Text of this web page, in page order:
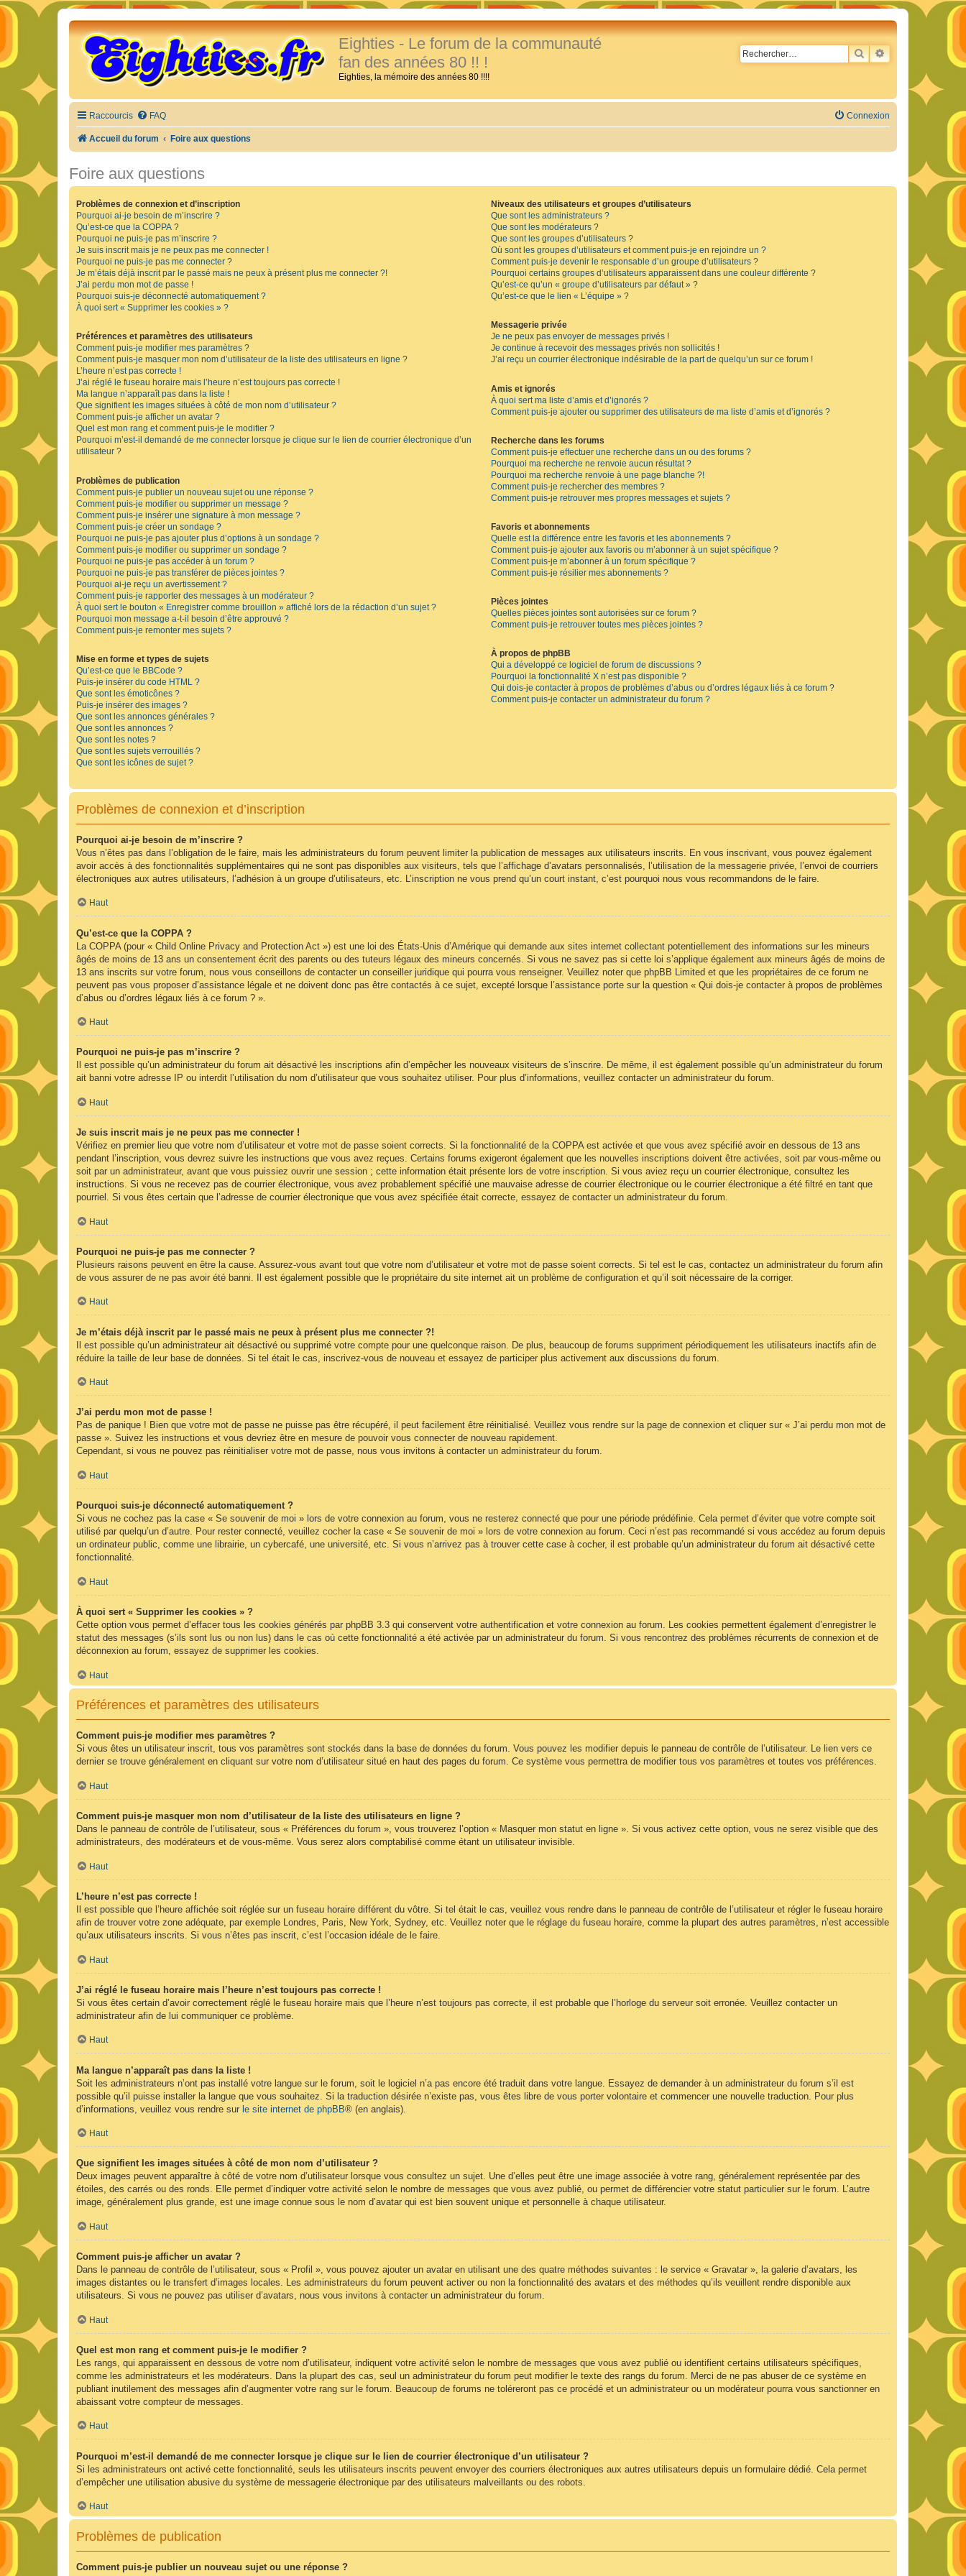
Eighties - Le forum de la communauté
fan des années 80 !! !
Eighties, la mémoire des années 80 !!!!
RECHERCHER
RECHERCHE
Raccourcis FAQ Connexion
Accueil du forum Foire aux questions
Foire aux questions
Problèmes de connexion et d’inscription
Pourquoi ai-je besoin de m’inscrire ?
Qu’est-ce que la COPPA ?
Pourquoi ne puis-je pas m’inscrire ?
Je suis inscrit mais je ne peux pas me connecter !
Pourquoi ne puis-je pas me connecter ?
Je m’étais déjà inscrit par le passé mais ne peux à présent plus me connecter ?!
J’ai perdu mon mot de passe !
Pourquoi suis-je déconnecté automatiquement ?
À quoi sert « Supprimer les cookies » ?
Préférences et paramètres des utilisateurs
Comment puis-je modifier mes paramètres ?
Comment puis-je masquer mon nom d’utilisateur de la liste des utilisateurs en ligne ?
L’heure n’est pas correcte !
J’ai réglé le fuseau horaire mais l’heure n’est toujours pas correcte !
Ma langue n’apparaît pas dans la liste !
Que signifient les images situées à côté de mon nom d’utilisateur ?
Comment puis-je afficher un avatar ?
Quel est mon rang et comment puis-je le modifier ?
Pourquoi m’est-il demandé de me connecter lorsque je clique sur le lien de courrier électronique d’un
utilisateur ?
Problèmes de publication
Comment puis-je publier un nouveau sujet ou une réponse ?
Comment puis-je modifier ou supprimer un message ?
Comment puis-je insérer une signature à mon message ?
Comment puis-je créer un sondage ?
Pourquoi ne puis-je pas ajouter plus d’options à un sondage ?
Comment puis-je modifier ou supprimer un sondage ?
Pourquoi ne puis-je pas accéder à un forum ?
Pourquoi ne puis-je pas transférer de pièces jointes ?
Pourquoi ai-je reçu un avertissement ?
Comment puis-je rapporter des messages à un modérateur ?
À quoi sert le bouton « Enregistrer comme brouillon » affiché lors de la rédaction d’un sujet ?
Pourquoi mon message a-t-il besoin d’être approuvé ?
Comment puis-je remonter mes sujets ?
Mise en forme et types de sujets
Qu’est-ce que le BBCode ?
Puis-je insérer du code HTML ?
Que sont les émoticônes ?
Puis-je insérer des images ?
Que sont les annonces générales ?
Que sont les annonces ?
Que sont les notes ?
Que sont les sujets verrouillés ?
Que sont les icônes de sujet ?
Niveaux des utilisateurs et groupes d’utilisateurs
Que sont les administrateurs ?
Que sont les modérateurs ?
Que sont les groupes d’utilisateurs ?
Où sont les groupes d’utilisateurs et comment puis-je en rejoindre un ?
Comment puis-je devenir le responsable d’un groupe d’utilisateurs ?
Pourquoi certains groupes d’utilisateurs apparaissent dans une couleur différente ?
Qu’est-ce qu’un « groupe d’utilisateurs par défaut » ?
Qu’est-ce que le lien « L’équipe » ?
Messagerie privée
Je ne peux pas envoyer de messages privés !
Je continue à recevoir des messages privés non sollicités !
J’ai reçu un courrier électronique indésirable de la part de quelqu’un sur ce forum !
Amis et ignorés
À quoi sert ma liste d’amis et d’ignorés ?
Comment puis-je ajouter ou supprimer des utilisateurs de ma liste d’amis et d’ignorés ?
Recherche dans les forums
Comment puis-je effectuer une recherche dans un ou des forums ?
Pourquoi ma recherche ne renvoie aucun résultat ?
Pourquoi ma recherche renvoie à une page blanche ?!
Comment puis-je rechercher des membres ?
Comment puis-je retrouver mes propres messages et sujets ?
Favoris et abonnements
Quelle est la différence entre les favoris et les abonnements ?
Comment puis-je ajouter aux favoris ou m’abonner à un sujet spécifique ?
Comment puis-je m’abonner à un forum spécifique ?
Comment puis-je résilier mes abonnements ?
Pièces jointes
Quelles pièces jointes sont autorisées sur ce forum ?
Comment puis-je retrouver toutes mes pièces jointes ?
À propos de phpBB
Qui a développé ce logiciel de forum de discussions ?
Pourquoi la fonctionnalité X n’est pas disponible ?
Qui dois-je contacter à propos de problèmes d’abus ou d’ordres légaux liés à ce forum ?
Comment puis-je contacter un administrateur du forum ?
Problèmes de connexion et d’inscription
Pourquoi ai-je besoin de m’inscrire ?
Vous n’êtes pas dans l’obligation de le faire, mais les administrateurs du forum peuvent limiter la publication de messages aux utilisateurs inscrits. En vous inscrivant, vous pouvez également
avoir accès à des fonctionnalités supplémentaires qui ne sont pas disponibles aux visiteurs, tels que l’affichage d’avatars personnalisés, l’utilisation de la messagerie privée, l’envoi de courriers
électroniques aux autres utilisateurs, l’adhésion à un groupe d’utilisateurs, etc. L’inscription ne vous prend qu’un court instant, c’est pourquoi nous vous recommandons de le faire.
Haut
Qu’est-ce que la COPPA ?
La COPPA (pour « Child Online Privacy and Protection Act ») est une loi des États-Unis d’Amérique qui demande aux sites internet collectant potentiellement des informations sur les mineurs
âgés de moins de 13 ans un consentement écrit des parents ou des tuteurs légaux des mineurs concernés. Si vous ne savez pas si cette loi s’applique également aux mineurs âgés de moins de
13 ans inscrits sur votre forum, nous vous conseillons de contacter un conseiller juridique qui pourra vous renseigner. Veuillez noter que phpBB Limited et que les propriétaires de ce forum ne
peuvent pas vous proposer d’assistance légale et ne doivent donc pas être contactés à ce sujet, excepté lorsque l’assistance porte sur la question « Qui dois-je contacter à propos de problèmes
d’abus ou d’ordres légaux liés à ce forum ? ».
Haut
Pourquoi ne puis-je pas m’inscrire ?
Il est possible qu’un administrateur du forum ait désactivé les inscriptions afin d’empêcher les nouveaux visiteurs de s’inscrire. De même, il est également possible qu’un administrateur du forum
ait banni votre adresse IP ou interdit l’utilisation du nom d’utilisateur que vous souhaitez utiliser. Pour plus d’informations, veuillez contacter un administrateur du forum.
Haut
Je suis inscrit mais je ne peux pas me connecter !
Vérifiez en premier lieu que votre nom d’utilisateur et votre mot de passe soient corrects. Si la fonctionnalité de la COPPA est activée et que vous avez spécifié avoir en dessous de 13 ans
pendant l’inscription, vous devrez suivre les instructions que vous avez reçues. Certains forums exigeront également que les nouvelles inscriptions doivent être activées, soit par vous-même ou
soit par un administrateur, avant que vous puissiez ouvrir une session ; cette information était présente lors de votre inscription. Si vous aviez reçu un courrier électronique, consultez les
instructions. Si vous ne recevez pas de courrier électronique, vous avez probablement spécifié une mauvaise adresse de courrier électronique ou le courrier électronique a été filtré en tant que
pourriel. Si vous êtes certain que l’adresse de courrier électronique que vous avez spécifiée était correcte, essayez de contacter un administrateur du forum.
Haut
Pourquoi ne puis-je pas me connecter ?
Plusieurs raisons peuvent en être la cause. Assurez-vous avant tout que votre nom d’utilisateur et votre mot de passe soient corrects. Si tel est le cas, contactez un administrateur du forum afin
de vous assurer de ne pas avoir été banni. Il est également possible que le propriétaire du site internet ait un problème de configuration et qu’il soit nécessaire de la corriger.
Haut
Je m’étais déjà inscrit par le passé mais ne peux à présent plus me connecter ?!
Il est possible qu’un administrateur ait désactivé ou supprimé votre compte pour une quelconque raison. De plus, beaucoup de forums suppriment périodiquement les utilisateurs inactifs afin de
réduire la taille de leur base de données. Si tel était le cas, inscrivez-vous de nouveau et essayez de participer plus activement aux discussions du forum.
Haut
J’ai perdu mon mot de passe !
Pas de panique ! Bien que votre mot de passe ne puisse pas être récupéré, il peut facilement être réinitialisé. Veuillez vous rendre sur la page de connexion et cliquer sur « J’ai perdu mon mot de
passe ». Suivez les instructions et vous devriez être en mesure de pouvoir vous connecter de nouveau rapidement.
Cependant, si vous ne pouvez pas réinitialiser votre mot de passe, nous vous invitons à contacter un administrateur du forum.
Haut
Pourquoi suis-je déconnecté automatiquement ?
Si vous ne cochez pas la case « Se souvenir de moi » lors de votre connexion au forum, vous ne resterez connecté que pour une période prédéfinie. Cela permet d’éviter que votre compte soit
utilisé par quelqu’un d’autre. Pour rester connecté, veuillez cocher la case « Se souvenir de moi » lors de votre connexion au forum. Ceci n’est pas recommandé si vous accédez au forum depuis
un ordinateur public, comme une librairie, un cybercafé, une université, etc. Si vous n’arrivez pas à trouver cette case à cocher, il est probable qu’un administrateur du forum ait désactivé cette
fonctionnalité.
Haut
À quoi sert « Supprimer les cookies » ?
Cette option vous permet d’effacer tous les cookies générés par phpBB 3.3 qui conservent votre authentification et votre connexion au forum. Les cookies permettent également d’enregistrer le
statut des messages (s’ils sont lus ou non lus) dans le cas où cette fonctionnalité a été activée par un administrateur du forum. Si vous rencontrez des problèmes récurrents de connexion et de
déconnexion au forum, essayez de supprimer les cookies.
Haut
Préférences et paramètres des utilisateurs
Comment puis-je modifier mes paramètres ?
Si vous êtes un utilisateur inscrit, tous vos paramètres sont stockés dans la base de données du forum. Vous pouvez les modifier depuis le panneau de contrôle de l’utilisateur. Le lien vers ce
dernier se trouve généralement en cliquant sur votre nom d’utilisateur situé en haut des pages du forum. Ce système vous permettra de modifier tous vos paramètres et toutes vos préférences.
Haut
Comment puis-je masquer mon nom d’utilisateur de la liste des utilisateurs en ligne ?
Dans le panneau de contrôle de l’utilisateur, sous « Préférences du forum », vous trouverez l’option « Masquer mon statut en ligne ». Si vous activez cette option, vous ne serez visible que des
administrateurs, des modérateurs et de vous-même. Vous serez alors comptabilisé comme étant un utilisateur invisible.
Haut
L’heure n’est pas correcte !
Il est possible que l’heure affichée soit réglée sur un fuseau horaire différent du vôtre. Si tel était le cas, veuillez vous rendre dans le panneau de contrôle de l’utilisateur et régler le fuseau horaire
afin de trouver votre zone adéquate, par exemple Londres, Paris, New York, Sydney, etc. Veuillez noter que le réglage du fuseau horaire, comme la plupart des autres paramètres, n’est accessible
qu’aux utilisateurs inscrits. Si vous n’êtes pas inscrit, c’est l’occasion idéale de le faire.
Haut
J’ai réglé le fuseau horaire mais l’heure n’est toujours pas correcte !
Si vous êtes certain d’avoir correctement réglé le fuseau horaire mais que l’heure n’est toujours pas correcte, il est probable que l’horloge du serveur soit erronée. Veuillez contacter un
administrateur afin de lui communiquer ce problème.
Haut
Ma langue n’apparaît pas dans la liste !
Soit les administrateurs n’ont pas installé votre langue sur le forum, soit le logiciel n’a pas encore été traduit dans votre langue. Essayez de demander à un administrateur du forum s’il est
possible qu’il puisse installer la langue que vous souhaitez. Si la traduction désirée n’existe pas, vous êtes libre de vous porter volontaire et commencer une nouvelle traduction. Pour plus
d’informations, veuillez vous rendre sur le site internet de phpBB® (en anglais).
Haut
Que signifient les images situées à côté de mon nom d’utilisateur ?
Deux images peuvent apparaître à côté de votre nom d’utilisateur lorsque vous consultez un sujet. Une d’elles peut être une image associée à votre rang, généralement représentée par des
étoiles, des carrés ou des ronds. Elle permet d’indiquer votre activité selon le nombre de messages que vous avez publié, ou permet de différencier votre statut particulier sur le forum. L’autre
image, généralement plus grande, est une image connue sous le nom d’avatar qui est bien souvent unique et personnelle à chaque utilisateur.
Haut
Comment puis-je afficher un avatar ?
Dans le panneau de contrôle de l’utilisateur, sous « Profil », vous pouvez ajouter un avatar en utilisant une des quatre méthodes suivantes : le service « Gravatar », la galerie d’avatars, les
images distantes ou le transfert d’images locales. Les administrateurs du forum peuvent activer ou non la fonctionnalité des avatars et des méthodes qu’ils veuillent rendre disponible aux
utilisateurs. Si vous ne pouvez pas utiliser d’avatars, nous vous invitons à contacter un administrateur du forum.
Haut
Quel est mon rang et comment puis-je le modifier ?
Les rangs, qui apparaissent en dessous de votre nom d’utilisateur, indiquent votre activité selon le nombre de messages que vous avez publié ou identifient certains utilisateurs spécifiques,
comme les administrateurs et les modérateurs. Dans la plupart des cas, seul un administrateur du forum peut modifier le texte des rangs du forum. Merci de ne pas abuser de ce système en
publiant inutilement des messages afin d’augmenter votre rang sur le forum. Beaucoup de forums ne toléreront pas ce procédé et un administrateur ou un modérateur pourra vous sanctionner en
abaissant votre compteur de messages.
Haut
Pourquoi m’est-il demandé de me connecter lorsque je clique sur le lien de courrier électronique d’un utilisateur ?
Si les administrateurs ont activé cette fonctionnalité, seuls les utilisateurs inscrits peuvent envoyer des courriers électroniques aux autres utilisateurs depuis un formulaire dédié. Cela permet
d’empêcher une utilisation abusive du système de messagerie électronique par des utilisateurs malveillants ou des robots.
Haut
Problèmes de publication
Comment puis-je publier un nouveau sujet ou une réponse ?